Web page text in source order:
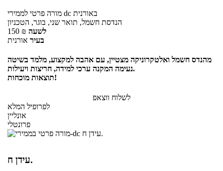
מורה פרטי לממירי dc באורנית
הנדסת חשמל, תואר שני, בוגר, הטכניון
150 ₪ לשעה
בעיר אורנית
מהנדס חשמל ואלטקרוניקה מצטיין, עם אהבה למקצוע, מלמד בשיטה
נעימה המקנה ערכי למידה, חריצות ויעילות.
תוצאות מוכחות!
לשלוח ווצאפ
לפרופיל המלא
אונליין
פרונטלי
עידן ח.